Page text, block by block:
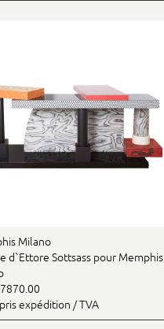
Milano
d`Ettore Sottsass pour Memphis
expédition / TVA